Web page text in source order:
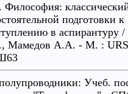
подготовки к
в аспирантуру /
Мамедов А.А. - М. :
Учеб.